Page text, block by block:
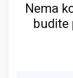
Nema
budite